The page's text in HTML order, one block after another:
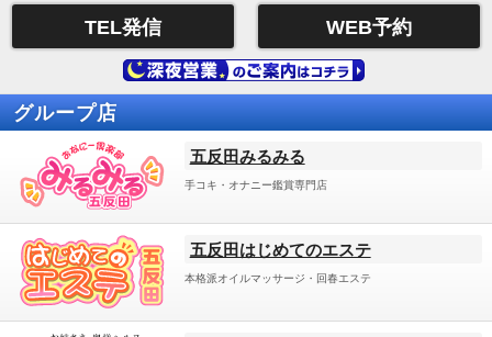
TEL発信 WEB予約
グループ店
五反田みるみる
手コキ・オナニー鑑賞専門店
五反田はじめてのエステ
本格派オイルマッサージ・回春エステ